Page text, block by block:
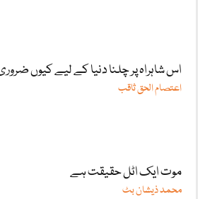
اس شاہراہ پر چلنا دنیا کے لیے کیوں
اعتصام الحق ثاقب
موت ایک اٹل حقیقت ہے
محمد ذیشان بٹ